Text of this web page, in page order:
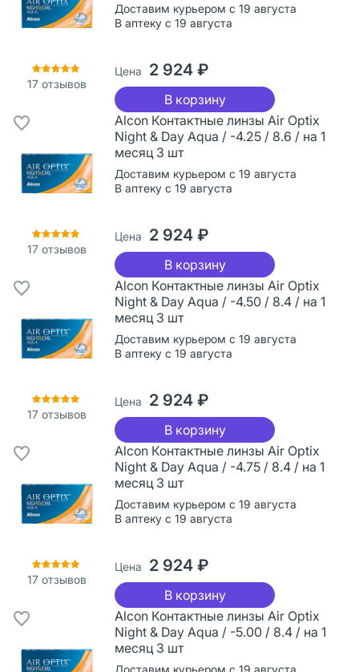
17 отзывов
Доставим курьером с 19 августа
В аптеку с 19 августа
Цена 2 924 ₽
В корзину
17 отзывов
Alcon Контактные линзы Air Optix
Night & Day Aqua / -4.25 / 8.6 / на 1
месяц 3 шт
Доставим курьером с 19 августа
В аптеку с 19 августа
Цена 2 924 ₽
В корзину
17 отзывов
Alcon Контактные линзы Air Optix
Night & Day Aqua / -4.50 / 8.4 / на 1
месяц 3 шт
Доставим курьером с 19 августа
В аптеку с 19 августа
Цена 2 924 ₽
В корзину
17 отзывов
Alcon Контактные линзы Air Optix
Night & Day Aqua / -4.75 / 8.4 / на 1
месяц 3 шт
Доставим курьером с 19 августа
В аптеку с 19 августа
Цена 2 924 ₽
В корзину
Alcon Контактные линзы Air Optix
Night & Day Aqua / -5.00 / 8.4 / на 1
месяц 3 шт
Доставим курьером с 19 августа